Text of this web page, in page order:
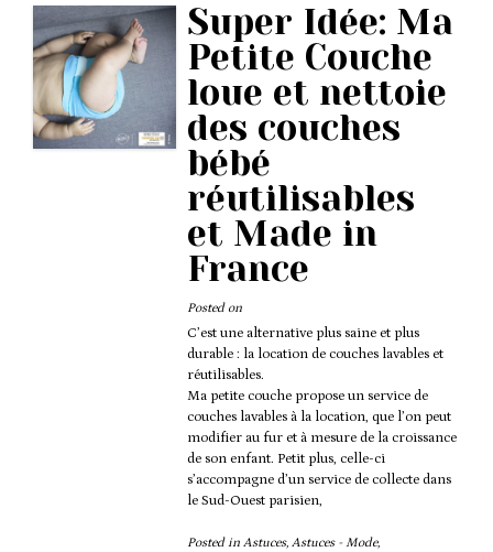
Super Idée: Ma
Petite Couche
loue et nettoie
des couches
bébé
réutilisables
et Made in
France
Posted on
C’est une alternative plus saine et plus
durable : la location de couches lavables et
réutilisables.
Ma petite couche propose un service de
couches lavables à la location, que l’on peut
modifier au fur et à mesure de la croissance
de son enfant. Petit plus, celle-ci
s’accompagne d’un service de collecte dans
le Sud-Ouest parisien,
Posted in Astuces, Astuces - Mode,